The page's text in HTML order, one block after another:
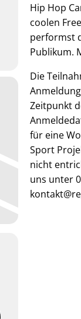
Hip Hop
coolen
performst
Publikum.
Die
Zeitpunkt
für eine
Sport
nicht
uns unter